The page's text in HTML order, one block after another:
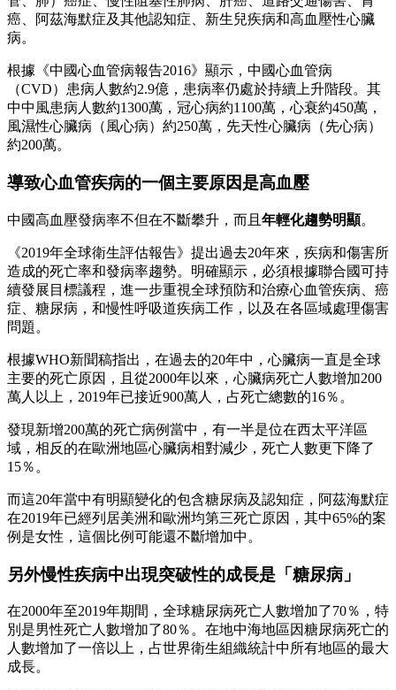
癌、阿茲海默症及其他認知症、新生兒疾病和高血壓性心臟
病。
根據《中國心血管病報告2016》顯示，中國心血管病
（CVD）患病人數約2.9億，患病率仍處於持續上升階段。其
中中風患病人數約1300萬，冠心病約1100萬，心衰約450萬，
風濕性心臟病（風心病）約250萬，先天性心臟病（先心病）
約200萬。
導致心血管疾病的一個主要原因是高血壓
中國高血壓發病率不但在不斷攀升，而且 年輕化趨勢明顯。
《2019年全球衛生評估報告》提出過去20年來，疾病和傷害所
造成的死亡率和發病率趨勢。明確顯示，必須根據聯合國可持
續發展目標議程，進一步重視全球預防和治療心血管疾病、癌
症、糖尿病，和慢性呼吸道疾病工作，以及在各區域處理傷害
問題。
根據WHO新聞稿指出，在過去的20年中，心臟病一直是全球
主要的死亡原因，且從2000年以來，心臟病死亡人數增加200
萬人以上，2019年已接近900萬人，占死亡總數的16％。
發現新增200萬的死亡病例當中，有一半是位在西太平洋區
域，相反的在歐洲地區心臟病相對減少，死亡人數更下降了
15％。
而這20年當中有明顯變化的包含糖尿病及認知症，阿茲海默症
在2019年已經列居美洲和歐洲均第三死亡原因，其中65%的案
例是女性，這個比例可能還不斷增加中。
另外慢性疾病中出現突破性的成長是「糖尿病」
在2000年至2019年期間，全球糖尿病死亡人數增加了70％，特
別是男性死亡人數增加了80％。在地中海地區因糖尿病死亡的
人數增加了一倍以上，占世界衛生組織統計中所有地區的最大
成長。